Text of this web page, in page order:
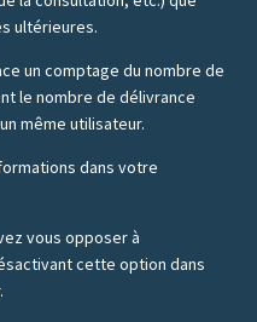
ultérieures.
un comptage du nombre de
le nombre de délivrance
même utilisateur.
dans votre
vous opposer à
cette option dans